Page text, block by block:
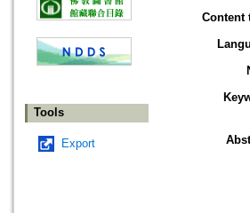
Tools
Export
Content